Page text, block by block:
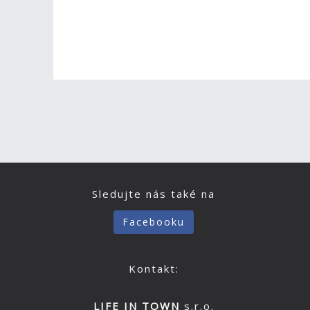
Sledujte nás také na
Facebooku
Kontakt:
LIFE IN TOWN s.r.o.